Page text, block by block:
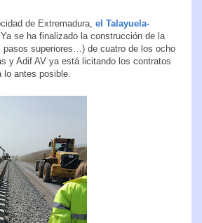
de Extremadura, el Talayuela-
se ha finalizado la construcción de la
superiores…) de cuatro de los ocho
y Adif AV ya está licitando los contratos
antes posible.